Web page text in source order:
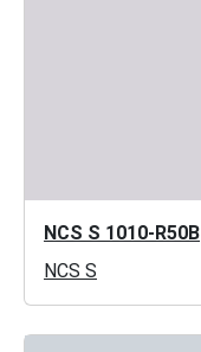
NCS S 1010-R50B
NCS S